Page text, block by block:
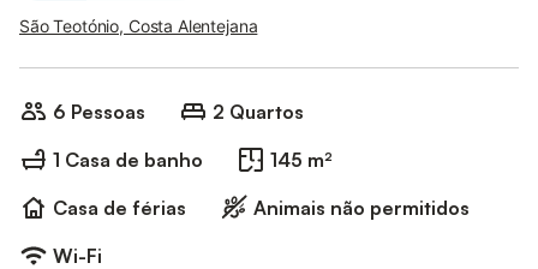
São Teotónio, Costa Alentejana
6 Pessoas
2 Quartos
1 Casa de banho
145 m²
Casa de férias
Animais não permitidos
Wi-Fi